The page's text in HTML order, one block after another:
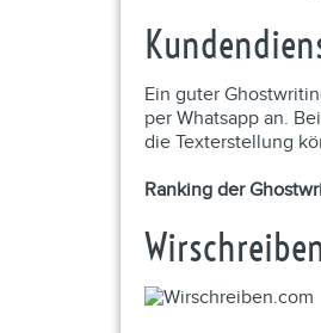
Ein guter
per Whatsapp an.
die Texterstellung
Ranking der